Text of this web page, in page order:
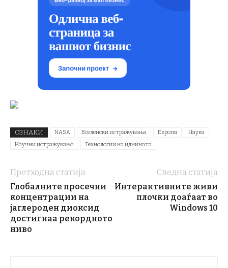
ОЗНАКИ NASA Вселенски истражувања Европа
Наука
Научни истражувања
Технологии на иднината
Претходна статија
Глобалните просечни
концентрации на
јаглероден диоксид
достигнаа рекордното
ниво
Следна статија
Интерактивните живи
плочки доаѓаат во
Windows 10